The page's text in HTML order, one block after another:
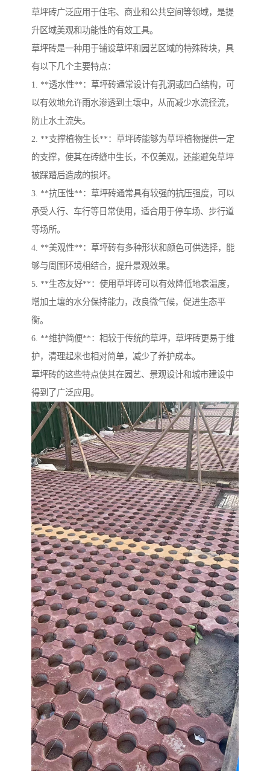
草坪砖广泛应用于住宅、商业和公共空间等领域，是提
升区域美观和功能性的有效工具。
草坪砖是一种用于铺设草坪和园艺区域的特殊砖块，具
有以下几个主要特点：
1. **透水性**：草坪砖通常设计有孔洞或凹凸结构，可
以有效地允许雨水渗透到土壤中，从而减少水流径流，
防止水土流失。
2. **支撑植物生长**：草坪砖能够为草坪植物提供一定
的支撑，使其在砖缝中生长，不仅美观，还能避免草坪
被踩踏后造成的损坏。
3. **抗压性**：草坪砖通常具有较强的抗压强度，可以
承受人行、车行等日常使用，适合用于停车场、步行道
等场所。
4. **美观性**：草坪砖有多种形状和颜色可供选择，能
够与周围环境相结合，提升景观效果。
5. **生态友好**：使用草坪砖可以有效降低地表温度，
增加土壤的水分保持能力，改良微气候，促进生态平
衡。
6. **维护简便**：相较于传统的草坪，草坪砖更易于维
护，清理起来也相对简单，减少了养护成本。
草坪砖的这些特点使其在园艺、景观设计和城市建设中
得到了广泛应用。